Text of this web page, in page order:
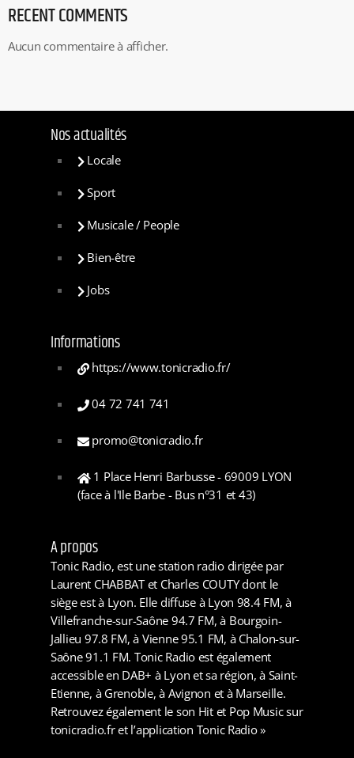
RECENT COMMENTS
Aucun commentaire à afficher.
Nos actualités
Locale
Sport
Musicale / People
Bien-être
Jobs
Informations
https://www.tonicradio.fr/
04 72 741 741
promo@tonicradio.fr
1 Place Henri Barbusse - 69009 LYON
(face à l'Ile Barbe - Bus n°31 et 43)
A propos
Tonic Radio, est une station radio dirigée par
Laurent CHABBAT et Charles COUTY dont le
siège est à Lyon. Elle diffuse à Lyon 98.4 FM, à
Villefranche-sur-Saône 94.7 FM, à Bourgoin-
Jallieu 97.8 FM, à Vienne 95.1 FM, à Chalon-sur-
Saône 91.1 FM. Tonic Radio est également
accessible en DAB+ à Lyon et sa région, à Saint-
Etienne, à Grenoble, à Avignon et à Marseille.
Retrouvez également le son Hit et Pop Music sur
tonicradio.fr et l’application Tonic Radio »